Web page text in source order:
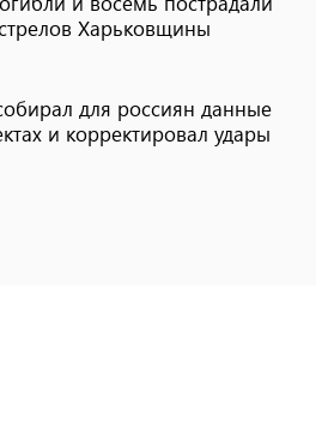
Харьковщины
для россиян данные
и ​​корректировал удары